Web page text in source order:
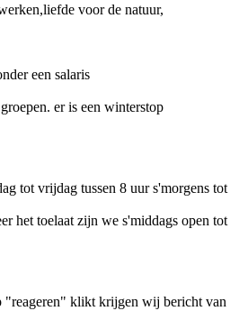
voor de natuur,
een salaris
er is een winterstop
tot vrijdag tussen 8 uur s'morgens tot
het toelaat zijn we s'middags open tot
"reageren" klikt krijgen wij bericht van